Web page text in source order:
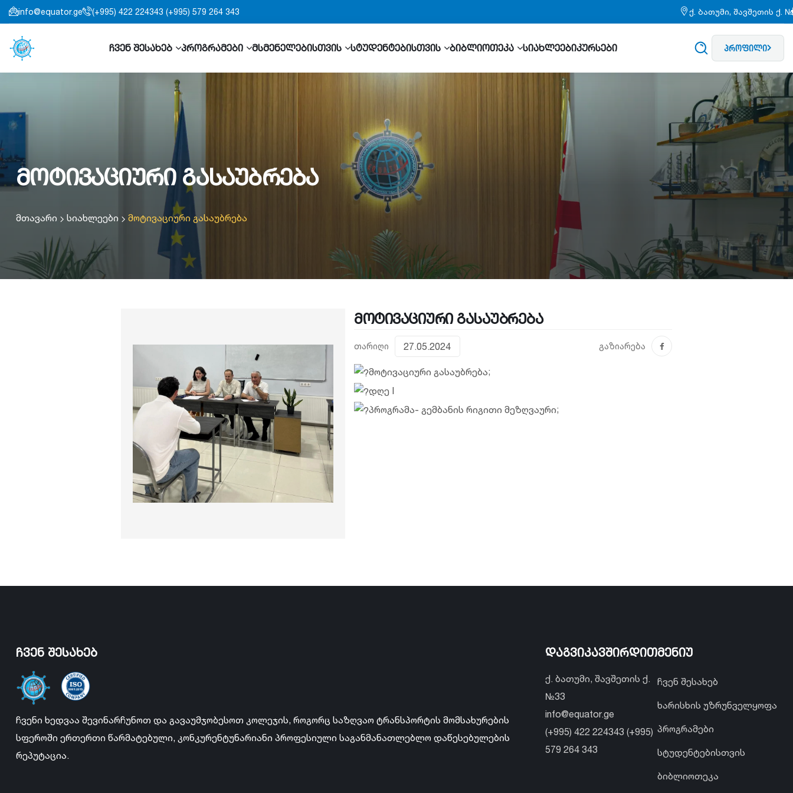
info@equator.ge (+995) 422 224343 (+995) 579 264 343 ქ. ბათუმი, შავშეთის ქ.
ჩვენ შესახებ პროგრამები მსმენელებისთვის სტუდენტებისთვის ბიბლიოთეკა სიახლეებიკურსები პროფილი
მოტივაციური გასაუბრება
მთავარი სიახლეები მოტივაციური გასაუბრება
მოტივაციური გასაუბრება
თარიღი 27.05.2024 გაზიარება
მოტივაციური გასაუბრება;
დღე I
პროგრამა- გემბანის რიგითი მეზღვაური;
ჩვენ შესახებ
ჩვენი ხედვაა შევინარჩუნოთ და გავაუმჯობესოთ კოლეჯის, როგორც საზღვაო ტრანსპორტის მომსახურების
სფეროში ერთერთი წარმატებული, კონკურენტუნარიანი პროფესიული საგანმანათლებლო დაწესებულების
რეპუტაცია.
დაგვიკავშირდით
ქ. ბათუმი, შავშეთის ქ.
№33
info@equator.ge
(+995) 422 224343 (+995)
579 264 343
მენიუ
ჩვენ შესახებ
ხარისხის უზრუნველყოფა
პროგრამები
სტუდენტებისთვის
ბიბლიოთეკა